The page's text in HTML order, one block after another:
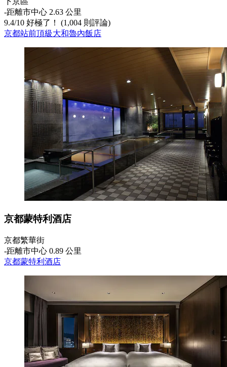
‐距離市中心 2.63 公里
9.4/10 好極了！ (1,004 則評論)
京都站前頂級大和魯內飯店
京都蒙特利酒店
京都繁華街
‐距離市中心 0.89 公里
京都蒙特利酒店